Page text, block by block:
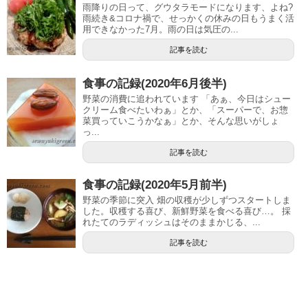
雨降りの日って、グウタラモードになります、よね?
雨続き&コロナ禍で、せっかくの休みの日もうまく活
用できなかった7月。雨の日は気圧の...
記事を読む
食事の記録(2020年6月後半)
野菜の消費に追われています 「あぁ、今日はシュー
クリーム食べたいわぁ」とか、「スーパーで、お惣
菜買っていこうかなぁ」とか、そんな思いがしょ
っ...
記事を読む
食事の記録(2020年5月前半)
野菜の季節に突入 畑の収穫が少しずつスタートしま
した。収穫する喜び、新鮮野菜を食べる喜び…。 採
れたてのラディッシュはそのままかじる、...
記事を読む